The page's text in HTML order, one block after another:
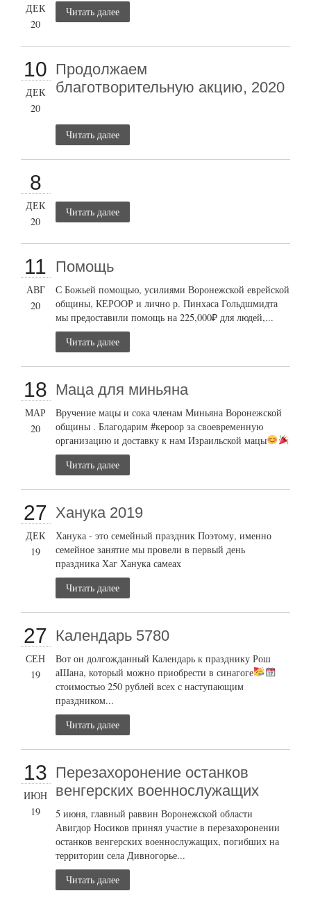
ДЕК
20
Читать далее
10
ДЕК
20
Продолжаем
благотворительную акцию, 2020
Читать далее
8
ДЕК
20
Читать далее
11
АВГ
20
Помощь
С Божьей помощью, усилиями Воронежской еврейской
общины, КЕРООР и лично р. Пинхаса Гольдшмидта
мы предоставили помощь на 225,000₽ для людей,...
Читать далее
18
МАР
20
Маца для миньяна
Вручение мацы и сока членам Миньяна Воронежской
общины . Благодарим #кероор за своевременную
организацию и доставку к нам Израильской мацы
Читать далее
27
ДЕК
19
Ханука 2019
Ханука - это семейный праздник Поэтому, именно
семейное занятие мы провели в первый день
праздника Хаг Ханука самеах
Читать далее
27
СЕН
19
Календарь 5780
Вот он долгожданный Календарь к празднику Рош
аШана, который можно приобрести в синагоге
стоимостью 250 рублей всех с наступающим
праздником...
Читать далее
13
ИЮН
19
Перезахоронение останков
венгерских военнослужащих
5 июня, главный раввин Воронежской области
Авигдор Носиков принял участие в перезахоронении
останков венгерских военнослужащих, погибших на
территории села Дивногорье...
Читать далее